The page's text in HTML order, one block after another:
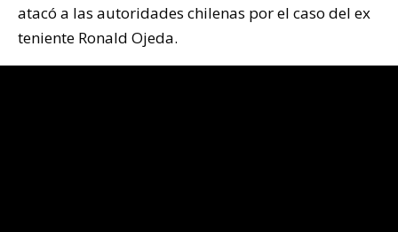
atacó a las autoridades chilenas por el caso del ex
teniente Ronald Ojeda.